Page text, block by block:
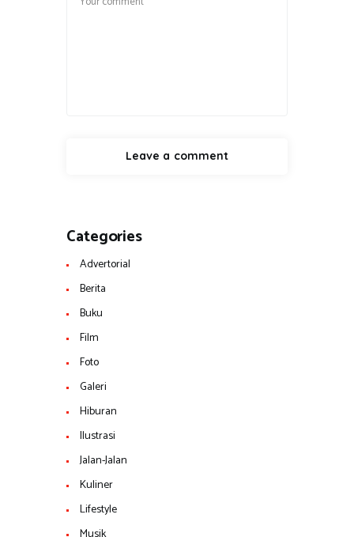
Categories
Advertorial
Berita
Buku
Film
Foto
Galeri
Hiburan
Ilustrasi
Jalan-Jalan
Kuliner
Lifestyle